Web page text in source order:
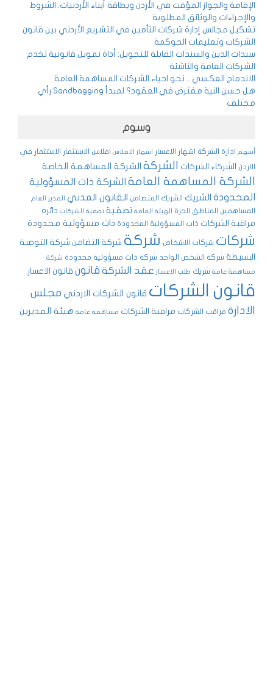
الإقامة والجواز المؤقت في الأردن وبطاقة أبناء الأردنيات: الشروط
والإجراءات والوثائق المطلوبة
تشكيل مجالس إدارة شركات التأمين في التشريع الأردني بين قانون
الشركات وتعليمات الحوكمة
سندات الدين والسندات القابلة للتحويل: أداة تمويل قانونية تخدم
الشركات العامة والناشئة
الاندماج العكسي .. نحو احياء الشركات المساهمة العامة
هل حسن النية مفترض في العقود؟ لمبدأ Sandbagging رأي
مختلف
وسوم
أسهم ادارة الشركة اشهار الاعسار اشهار الافلاس افلاس الاستثمار
الاستثمار في
الاردن
الشركاء الشركات الشركة الشركة المساهمة الخاصة
الشركة المساهمة العامة الشركة ذات المسؤولية
المحدودة الشريك الشريك المتضامن القانون المدني المدير العام
المساهمين المناطق الحرة الهيئة العامة تصفية تصفية الشركات دائرة
مراقبة الشركات ذات المسؤولية المحدودة ذات مسؤولية محدودة
شركات شركات الاشخاص شركة شركة التضامن شركة التوصية
البسيطة شركة الشخص الواحد شركة ذات مسؤولية محدودة شركة
مساهمة عامة شريك طلب الاعسار عقد الشركة قانون قانون الاعسار
قانون الشركات قانون الشركات الاردني مجلس
الادارة مراقب الشركات مراقبة الشركات مساهمة عامة هيئة المديرين